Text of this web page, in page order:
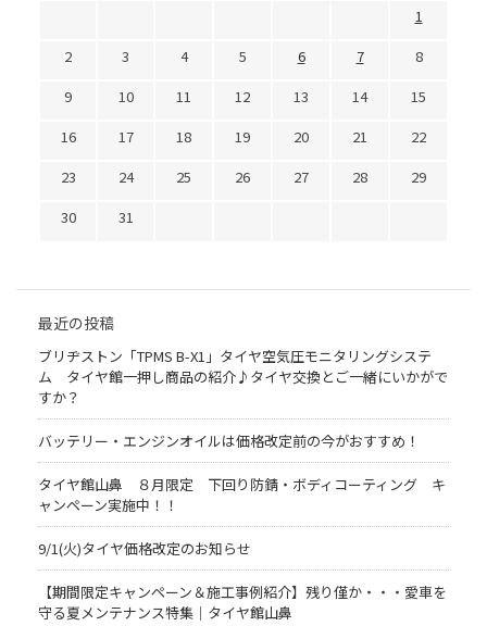
1
2
3 4 5 6 7
8
9
10 11 12 13 14
15
16
17 18 19 20 21
22
23
24 25 26 27 28
29
30
31
最近の投稿
ブリヂストン「TPMS B-X1」タイヤ空気圧モニタリングシステ
ム タイヤ館一押し商品の紹介♪タイヤ交換とご一緒にいかがで
すか？
バッテリー・エンジンオイルは価格改定前の今がおすすめ！
タイヤ館山鼻 ８月限定 下回り防錆・ボディコーティング キ
ャンペーン実施中！！
9/1(火)タイヤ価格改定のお知らせ
【期間限定キャンペーン＆施工事例紹介】残り僅か・・・愛車を
守る夏メンテナンス特集｜タイヤ館山鼻